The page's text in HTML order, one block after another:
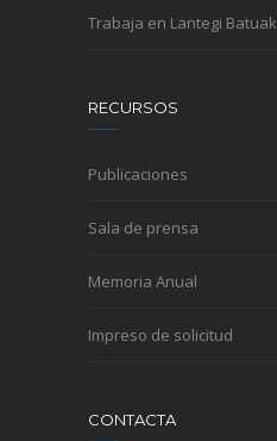
Trabaja en Lantegi Batuak
RECURSOS
Publicaciones
Sala de prensa
Memoria Anual
Impreso de solicitud
CONTACTA